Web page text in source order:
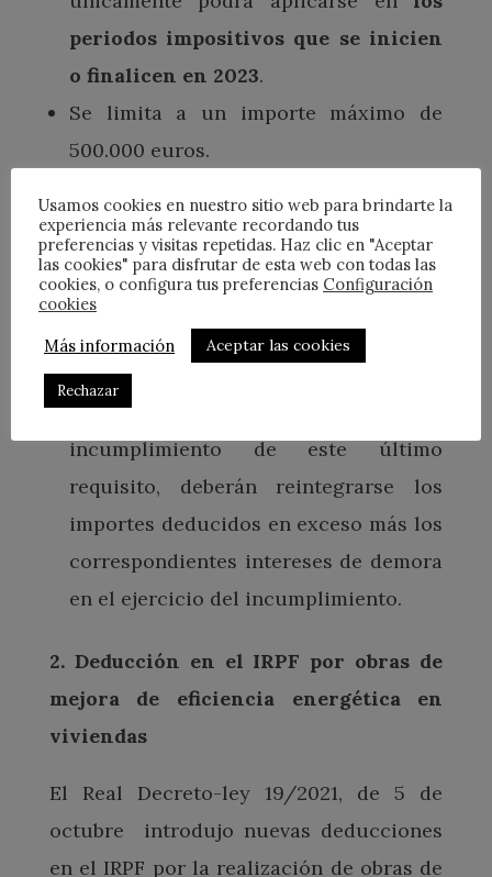
periodos impositivos que se inicien
o finalicen en 2023.
Se limita a un importe máximo de
500.000 euros.
plantilla media total durante los 24
meses siguientes al inicio del periodo
impositivo en que entren en
funcionamiento las instalaciones,
respecto a la plantilla media total de
los 12 meses previos. En caso de
incumplimiento de este último
requisito, deberán reintegrarse los
importes deducidos en exceso más los
correspondientes intereses de demora
en el ejercicio del incumplimiento.
2. Deducción en el IRPF por obras de
mejora de eficiencia energética en
viviendas
El Real Decreto-ley 19/2021, de 5 de
octubre introdujo nuevas deducciones
en el IRPF por la realización de obras de
Usamos cookies en nuestro sitio web para brindarte la
experiencia más relevante recordando tus
preferencias y visitas repetidas. Haz clic en "Aceptar
las cookies" para disfrutar de esta web con todas las
cookies, o configura tus preferencias Configuración
cookies
Más información
Aceptar las cookies
Rechazar